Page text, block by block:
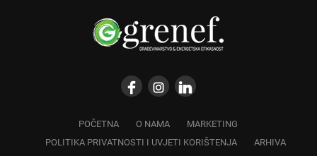
POČETNA O NAMA
MARKETING
POLITIKA PRIVATNOSTI I UVJETI KORIŠTENJA
ARHIVA